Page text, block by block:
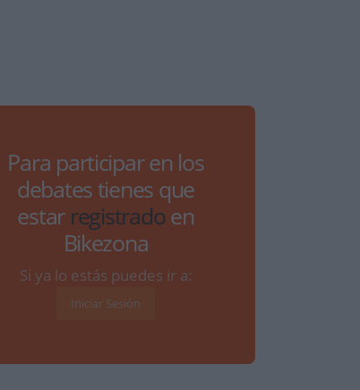
Para participar en los
debates tienes que
estar registradoen
Bikezona
Si ya lo estás puedes ir a:
Iniciar Sesión